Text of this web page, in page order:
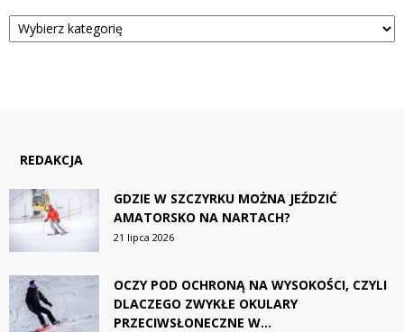
Kategorie
REDAKCJA
GDZIE W SZCZYRKU MOŻNA JEŹDZIĆ
AMATORSKO NA NARTACH?
21 lipca 2026
OCZY POD OCHRONĄ NA WYSOKOŚCI, CZYLI
DLACZEGO ZWYKŁE OKULARY
PRZECIWSŁONECZNE W...